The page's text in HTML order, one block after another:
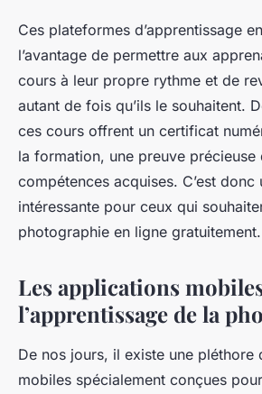
Ces plateformes d’apprentissage
l’avantage de permettre aux
cours à leur propre rythme et de
autant de fois qu’ils le souhaitent.
ces cours offrent un certificat
la formation, une preuve précieuse
compétences acquises. C’est donc
intéressante pour ceux qui
photographie en ligne gratuitement.
Les applications
l’apprentissage de la
De nos jours, il existe une pléthore
mobiles spécialement conçues